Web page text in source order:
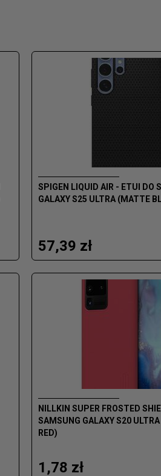
SPIGEN LIQUID AIR - ETUI DO
GALAXY S25 ULTRA (MATTE
57,39 zł
NILLKIN SUPER FROSTED
SAMSUNG GALAXY S20
RED)
1,78 zł